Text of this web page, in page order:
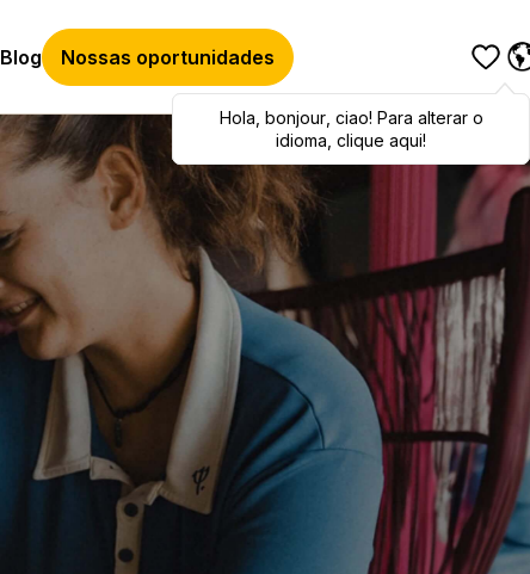
Blog Nossas oportunidades
Hola,bonjour,ciao! To switch
languages, click here!
Hola bonjour, ciao! Para alterar o
idioma, clique aqui!